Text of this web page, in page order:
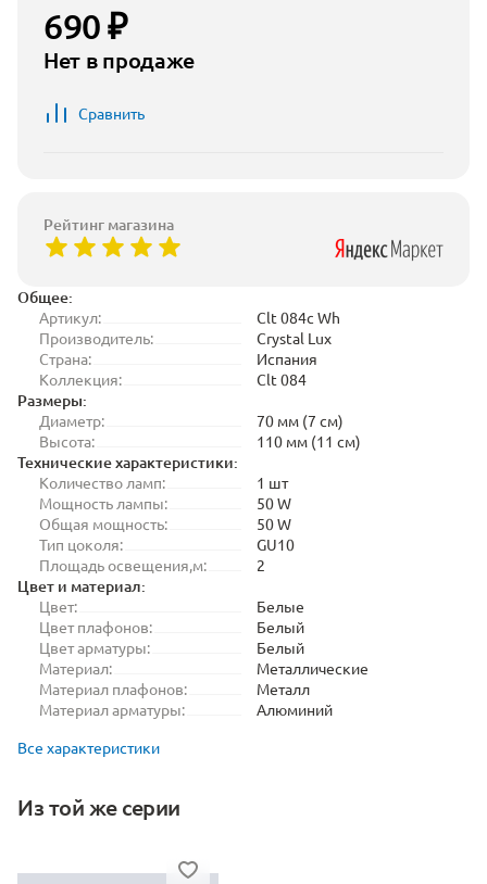
Общее:
Артикул:
Clt 084c Wh
Производитель:
Crystal Lux
Страна:
Испания
Коллекция:
Clt 084
Размеры:
Диаметр:
70 мм (7 см)
Высота:
110 мм (11 см)
Технические характеристики:
Количество ламп:
1 шт
Мощность лампы:
50 W
Общая мощность:
50 W
Тип цоколя:
GU10
Площадь освещения,м:
2
Цвет и материал:
Цвет:
Белые
Цвет плафонов:
Белый
Цвет арматуры:
Белый
Материал:
Металлические
Материал плафонов:
Металл
Материал арматуры:
Алюминий
Все характеристики
Из той же серии
690 ₽
Нет в продаже
Сравнить
Рейтинг магазина